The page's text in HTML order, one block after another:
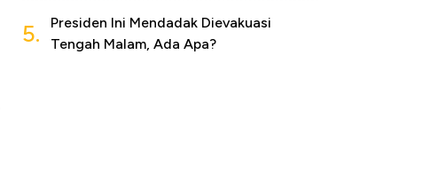
5.
Presiden Ini Mendadak Dievakuasi
Tengah Malam, Ada Apa?